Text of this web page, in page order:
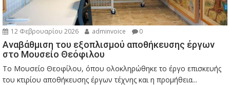
12 Φεβρουαρίου 2026 adminvoice 0
Αναβάθμιση του εξοπλισμού αποθήκευσης έργων
στο Μουσείο Θεόφιλου
Το Μουσείο Θεοφίλου, όπου ολοκληρώθηκε το έργο επισκευής
του κτιρίου αποθήκευσης έργων τέχνης και η προμήθεια...